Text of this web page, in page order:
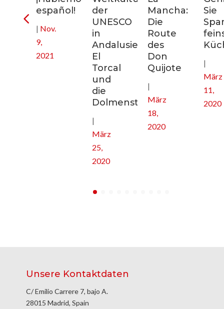
español!
| Nov.
9,
2021
der
UNESCO
in
Andalusien:
El
Torcal
und
die
Dolmenstätten
|
März
25,
2020
Mancha:
Die
Route
des
Don
Quijote
|
März
18,
2020
Sie
|
März
11,
2020
Unsere Kontaktdaten
C/ Emilio Carrere 7, bajo A.
28015 Madrid, Spain